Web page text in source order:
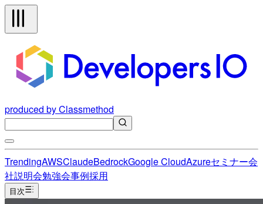
produced by Classmethod
TrendingAWSClaudeBedrockGoogle CloudAzureセミナー会
社説明会勉強会事例採用
目次